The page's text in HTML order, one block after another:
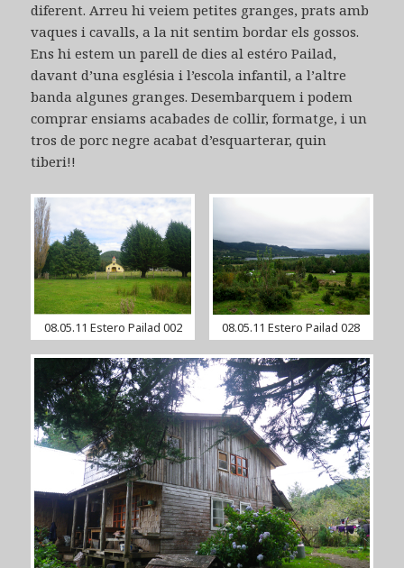
diferent. Arreu hi veiem petites granges, prats amb
vaques i cavalls, a la nit sentim bordar els gossos.
Ens hi estem un parell de dies al estéro Pailad,
davant d’una església i l’escola infantil, a l’altre
banda algunes granges. Desembarquem i podem
comprar ensiams acabades de collir, formatge, i un
tros de porc negre acabat d’esquarterar, quin
tiberi!!
08.05.11 Estero Pailad 002 08.05.11 Estero Pailad 028